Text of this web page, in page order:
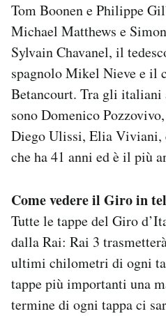
Tom Boonen e Philippe
Michael Matthews e
Sylvain Chavanel, il
spagnolo Mikel Nieve e il
Betancourt. Tra gli
sono Domenico
Diego Ulissi, Elia Viviani,
che ha 41 anni ed è il più
Come vedere il Giro in
Tutte le tappe del Giro
dalla Rai: Rai 3
ultimi chilometri di ogni
tappe più importanti una
termine di ogni tappa ci